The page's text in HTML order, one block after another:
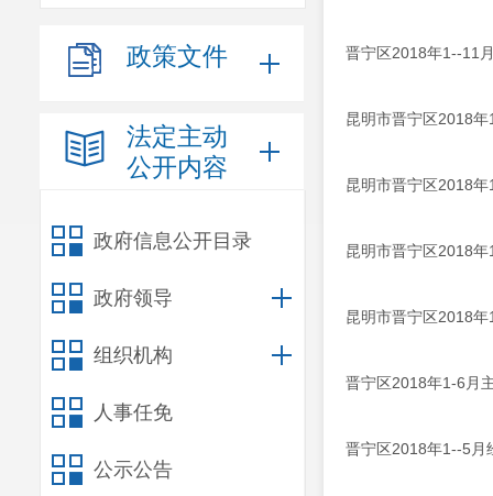
政策文件
法定主动
公开内容
政府信息公开目录
政府领导
组织机构
人事任免
公示公告
晋宁区2018年1--11
昆明市晋宁区2018
昆明市晋宁区2018
昆明市晋宁区2018
昆明市晋宁区2018
晋宁区2018年1-6月
晋宁区2018年1--5月